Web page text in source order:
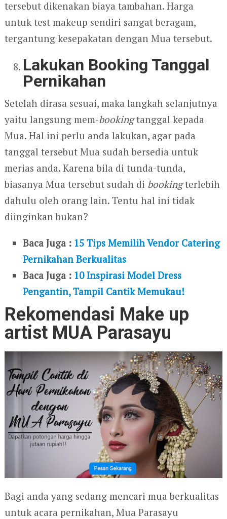
tersebut dikenakan biaya tambahan. Harga
untuk test makeup sendiri sangat beragam,
tergantung kesepakatan dengan Mua tersebut.
Lakukan Booking Tanggal
Pernikahan
Setelah dirasa sesuai, maka langkah selanjutnya
yaitu langsung mem-bookingtanggal kepada
Mua. Hal ini perlu anda lakukan, agar pada
tanggal tersebut Mua sudah bersedia untuk
merias anda. Karena bila di tunda-tunda,
biasanya Mua tersebut sudah di bookingterlebih
dahulu oleh orang lain. Tentu hal ini tidak
diinginkan bukan?
Baca Juga : 15 Tips Memilih Vendor Catering
Pernikahan Berkualitas
Baca Juga : 10 Inspirasi Model Dress
Pengantin, Tampil Cantik Memukau!
Rekomendasi Make up
artist MUA Parasayu
Bagi anda yang sedang mencari mua berkualitas
untuk acara pernikahan, Mua Parasayu